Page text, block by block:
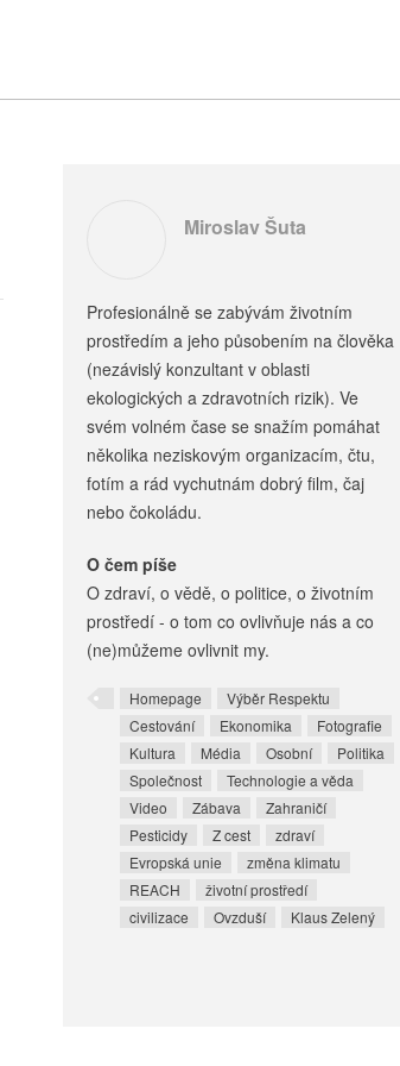
Miroslav Šuta
Profesionálně se zabývám životním
prostředím a jeho působením na člověka
(nezávislý konzultant v oblasti
ekologických a zdravotních rizik). Ve
svém volném čase se snažím pomáhat
několika neziskovým organizacím, čtu,
fotím a rád vychutnám dobrý film, čaj
nebo čokoládu.
O čem píše
O zdraví, o vědě, o politice, o životním
prostředí - o tom co ovlivňuje nás a co
(ne)můžeme ovlivnit my.
Homepage
Výběr Respektu
Cestování
Ekonomika
Fotografie
Kultura
Média Osobní
Politika
Společnost
Technologie a věda
Video
Zábava
Zahraničí
Pesticidy
Z cest
zdraví
Evropská unie
změna klimatu
REACH
životní prostředí
civilizace
Ovzduší Klaus Zelený